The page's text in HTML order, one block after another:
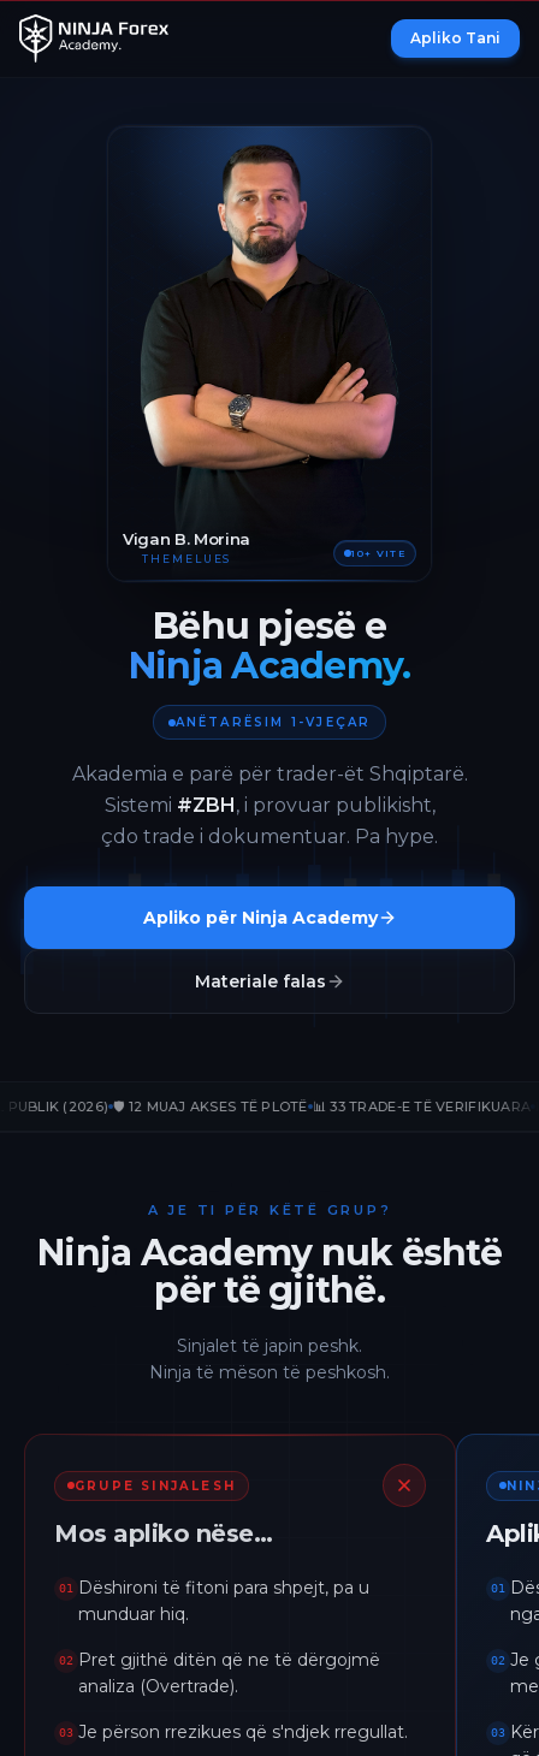
Apliko Tani
Vigan B. Morina
THEMELUES 10+ VITE
Bëhu pjesë e
Ninja Academy.
ANËTARËSIM 1-VJEÇAR
Akademia e parë për trader-ët Shqiptarë.
Sistemi #ZBH, i provuar publikisht,
çdo trade i dokumentuar. Pa hype.
Apliko për Ninja Academy
Materiale falas
(2026) 🛡️ 12 MUAJ AKSES TË PLOTË 📊 33 TRADE-E TË VERIFIKUARA 📈
A JE TI PËR KËTË GRUP?
Ninja Academy nuk është
për të gjithë.
Sinjalet të japin peshk.
Ninja të mëson të peshkosh.
GRUPE SINJALESH
Mos apliko nëse…
01
Dëshironi të fitoni para shpejt, pa u
munduar hiq.
02
Pret gjithë ditën që ne të dërgojmë
analiza (Overtrade).
03 Je përson rrezikues që s'ndjek rregullat.
01
02 Je
03